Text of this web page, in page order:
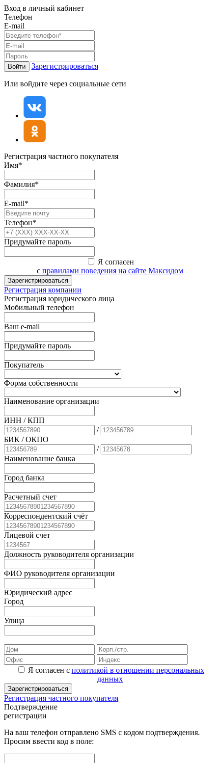
Вход в личный кабинет
Телефон
E-mail
Войти Зарегистрироваться
Или войдите через социальные сети
Регистрация частного покупателя
Имя*
Фамилия*
E-mail*
Телефон*
Придумайте пароль
Я согласен
с правилами поведения на сайте Максидом
Зарегистрироваться
Регистрация компании
Регистрация юридического лица
Мобильный телефон
Ваш e-mail
Придумайте пароль
Покупатель
Форма собственности
Наименование организации
ИНН / КПП
/
БИК / ОКПО
/
Наименование банка
Город банка
Расчетный счет
Корреспондентский счёт
Лицевой счет
Должность руководителя организации
ФИО руководителя организации
Юридический адрес
Город
Улица
Я согласен с политикой в отношении персональных
данных
Зарегистрироваться
Регистрация частного покупателя
Подтверждение
регистрации
На ваш телефон отправлено SMS с кодом подтверждения.
Просим ввести код в поле: